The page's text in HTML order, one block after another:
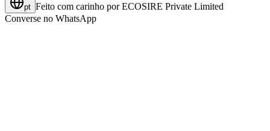
pt Feito com carinho por ECOSIRE Private Limited
Converse no WhatsApp